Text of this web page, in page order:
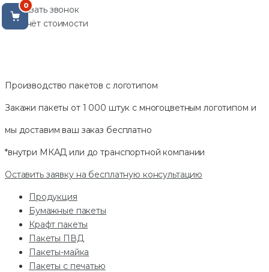
Заказать звонок
Расчёт стоимости
0
Производство пакетов с логотипом
Закажи пакеты от 1 000 штук с многоцветным логотипом и
мы доставим ваш заказ бесплатно
*внутри МКАД или до транспортной компании
Оставить заявку на бесплатную консультацию
Продукция
Бумажные пакеты
Крафт пакеты
Пакеты ПВД
Пакеты-майка
Пакеты с печатью